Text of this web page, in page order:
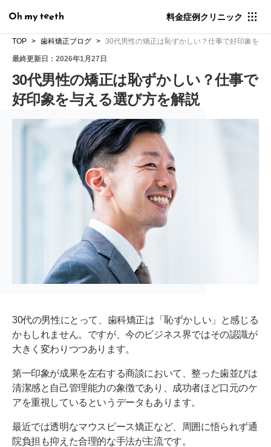
料金症例クリニック
TOP 歯科矯正ブログ 30代男性の矯正は恥ずかしい？仕事で好印象を与
最終更新日：2026年1月27日
30代男性の矯正は恥ずかしい？仕事で
好印象を与える選び方を解説
30代の男性にとって、歯科矯正は「恥ずかしい」と感じる
かもしれません。ですが、今のビジネス界ではその認識が
大きく変わりつつあります。
第一印象が成果を左右する商談において、整った歯並びは
清潔感と自己管理能力の象徴であり、成功者ほど口元のケ
アを重視しているというデータもあります。
最近では透明なマウスピース矯正など、周囲に悟られず通
院負担も抑えた合理的な手法が主流です。